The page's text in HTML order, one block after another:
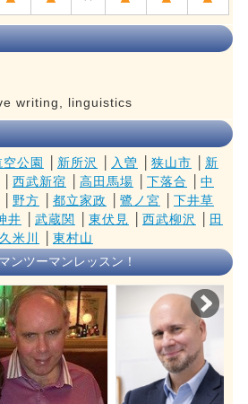
writing, linguistics
空公園 新所沢 入曽 狭山市
新
西武新宿 高田馬場 下落合
中
野方 都立家政 鷺ノ宮
下井草
井 武蔵関 東伏見 西武柳沢
田
久米川
東村山
ンツーマンレッスン！